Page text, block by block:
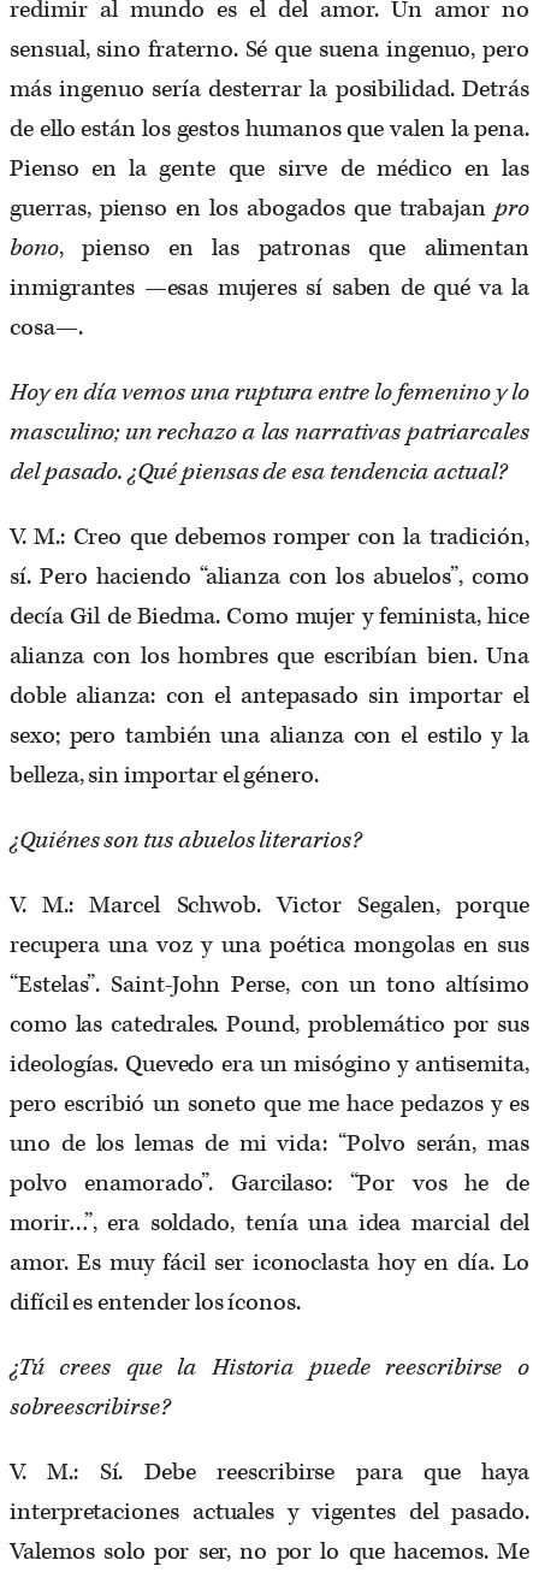
redimir al mundo es el del amor. Un amor no
sensual, sino fraterno. Sé que suena ingenuo, pero
más ingenuo sería desterrar la posibilidad. Detrás
de ello están los gestos humanos que valen la pena.
Pienso en la gente que sirve de médico en las
guerras, pienso en los abogados que trabajanpro
bono, pienso en las patronas que alimentan
inmigrantes —esas mujeres sí saben de qué va la
cosa—.
Hoy en día vemos una ruptura entre lo femenino y lo
masculino; un rechazo a las narrativas patriarcales
del pasado. ¿Qué piensas de esa tendencia actual?
V. M.: Creo que debemos romper con la tradición,
sí. Pero haciendo “alianza con los abuelos”, como
decía Gil de Biedma. Como mujer y feminista, hice
alianza con los hombres que escribían bien. Una
doble alianza: con el antepasado sin importar el
sexo; pero también una alianza con el estilo y la
belleza, sin importar el género.
¿Quiénes son tus abuelos literarios?
V. M.: Marcel Schwob. Victor Segalen, porque
recupera una voz y una poética mongolas en sus
“Estelas”. Saint-John Perse, con un tono altísimo
como las catedrales. Pound, problemático por sus
ideologías. Quevedo era un misógino y antisemita,
pero escribió un soneto que me hace pedazos y es
uno de los lemas de mi vida: “Polvo serán, mas
polvo enamorado”. Garcilaso: “Por vos he de
morir…”, era soldado, tenía una idea marcial del
amor. Es muy fácil ser iconoclasta hoy en día. Lo
difícil es entender los íconos.
¿Tú crees que la Historia puede reescribirse o
sobreescribirse?
V. M.: Sí. Debe reescribirse para que haya
interpretaciones actuales y vigentes del pasado.
Valemos solo por ser, no por lo que hacemos. Me